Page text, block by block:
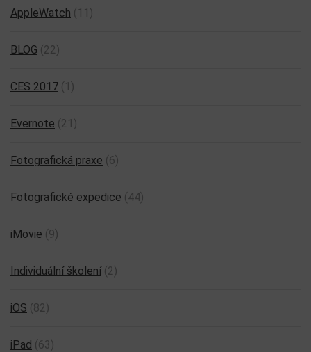
AppleWatch (11)
BLOG (22)
CES 2017 (1)
Evernote (21)
Fotografická praxe (6)
Fotografické expedice (44)
iMovie (9)
Individuální školení (2)
iOS (82)
iPad (63)